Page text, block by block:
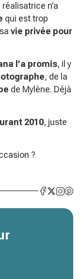
n’a
qui est trop
vie privée pour
l’a promis, il y
, de la
de Mylène. Déjà
2010, juste
?